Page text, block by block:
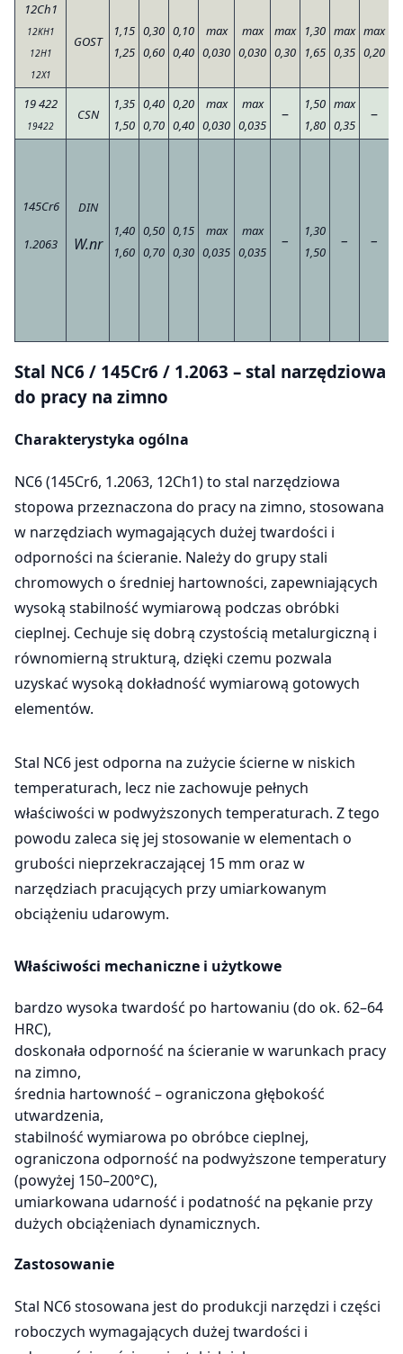
12Ch1
12KH1
12H1
12X1
GOST
1,15
1,25
0,30
0,60
0,10
0,40
max
0,030
max
0,030
max
0,30
1,30
1,65
max
0,35
max
0,20
19 422
19422
CSN
1,35
1,50
0,40
0,70
0,20
0,40
max
0,030
max
0,035
–
1,50
1,80
max
0,35
–
145Cr6
1.2063
DIN
W.nr
1,40
1,60
0,50
0,70
0,15
0,30
max
0,035
max
0,035
–
1,30
1,50
– –
Stal NC6 / 145Cr6 / 1.2063 – stal narzędziowa
do pracy na zimno
Charakterystyka ogólna
NC6 (145Cr6, 1.2063, 12Ch1) to stal narzędziowa
stopowa przeznaczona do pracy na zimno, stosowana
w narzędziach wymagających dużej twardości i
odporności na ścieranie. Należy do grupy stali
chromowych o średniej hartowności, zapewniających
wysoką stabilność wymiarową podczas obróbki
cieplnej. Cechuje się dobrą czystością metalurgiczną i
równomierną strukturą, dzięki czemu pozwala
uzyskać wysoką dokładność wymiarową gotowych
elementów.
Stal NC6 jest odporna na zużycie ścierne w niskich
temperaturach, lecz nie zachowuje pełnych
właściwości w podwyższonych temperaturach. Z tego
powodu zaleca się jej stosowanie w elementach o
grubości nieprzekraczającej 15 mm oraz w
narzędziach pracujących przy umiarkowanym
obciążeniu udarowym.
Właściwości mechaniczne i użytkowe
bardzo wysoka twardość po hartowaniu (do ok. 62–64
HRC),
doskonała odporność na ścieranie w warunkach pracy
na zimno,
średnia hartowność – ograniczona głębokość
utwardzenia,
stabilność wymiarowa po obróbce cieplnej,
ograniczona odporność na podwyższone temperatury
(powyżej 150–200°C),
umiarkowana udarność i podatność na pękanie przy
dużych obciążeniach dynamicznych.
Zastosowanie
Stal NC6 stosowana jest do produkcji narzędzi i części
roboczych wymagających dużej twardości i